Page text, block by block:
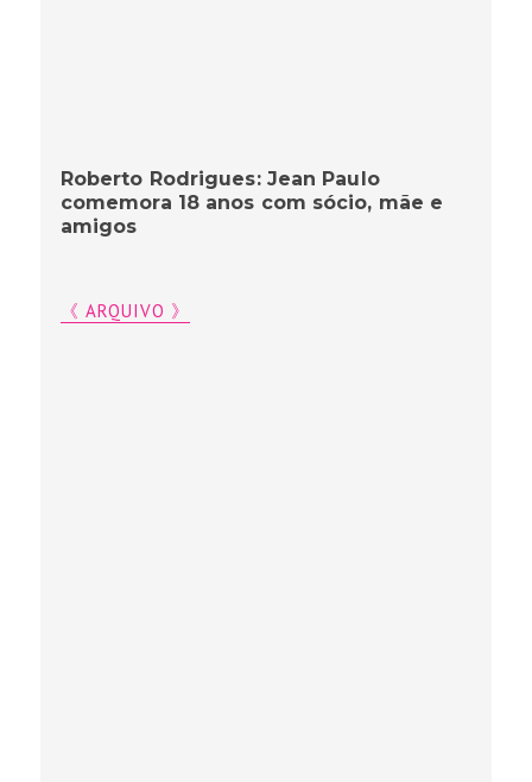
Roberto Rodrigues: Jean Paulo
comemora 18 anos com sócio, mãe e
amigos
《 ARQUIVO 》